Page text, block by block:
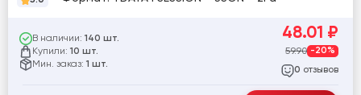
В наличии: 140 шт.
Купили: 10 шт.
Мин. заказ: 1 шт.
48.01 ₽
59.90 -20%
0 отзывов